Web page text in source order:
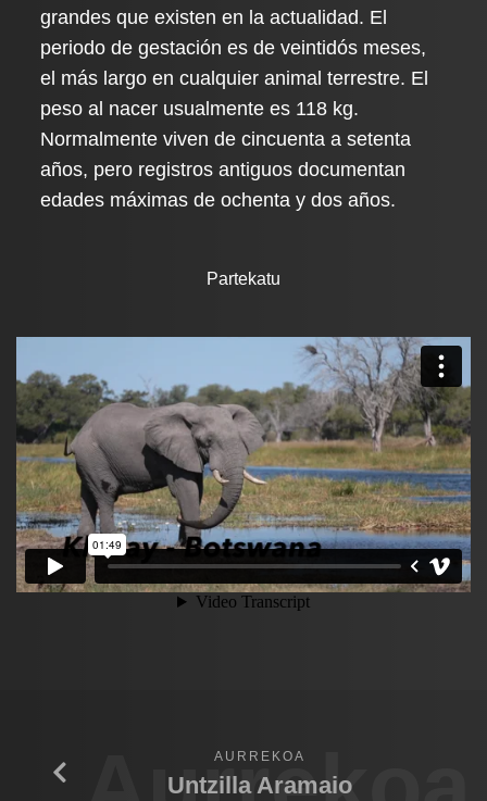
grandes que existen en la actualidad. El
periodo de gestación es de veintidós meses,
el más largo en cualquier animal terrestre. El
peso al nacer usualmente es 118 kg.
Normalmente viven de cincuenta a setenta
años, pero registros antiguos documentan
edades máximas de ochenta y dos años.
Partekatu
AURREKOA
Untzilla Aramaio